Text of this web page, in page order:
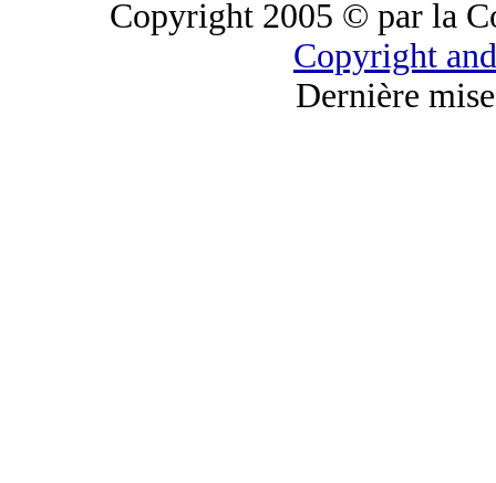
Copyright 2005 © par la
Copyright
Dernière